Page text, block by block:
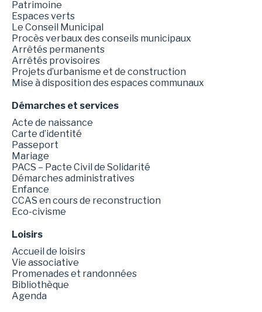
Patrimoine
Espaces verts
Le Conseil Municipal
Procès verbaux des conseils municipaux
Arrêtés permanents
Arrêtés provisoires
Projets d’urbanisme et de construction
Mise à disposition des espaces communaux
Démarches et services
Acte de naissance
Carte d’identité
Passeport
Mariage
PACS – Pacte Civil de Solidarité
Démarches administratives
Enfance
CCAS en cours de reconstruction
Eco-civisme
Loisirs
Accueil de loisirs
Vie associative
Promenades et randonnées
Bibliothèque
Agenda